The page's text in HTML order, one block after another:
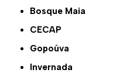
Bosque Maia
CECAP
Gopoúva
Invernada